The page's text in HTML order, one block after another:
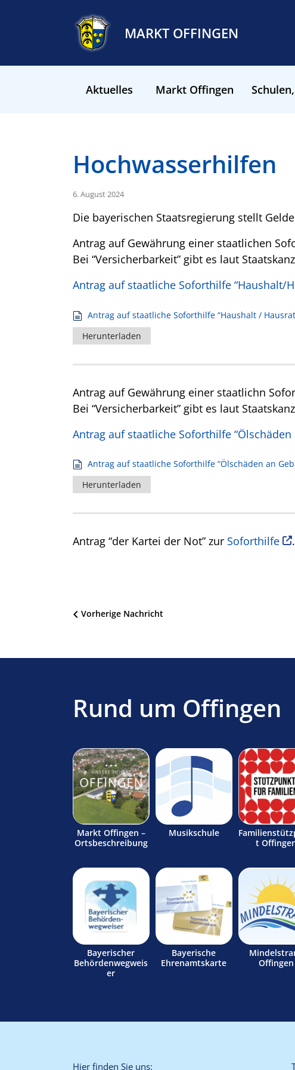
MARKT OFFINGEN
Aktuelles Markt Offingen
Hochwasserhilfen
6. August 2024
Die bayerischen Staatsregierung stellt
Antrag auf Gewährung einer staatlichen
Bei “Versicherbarkeit” gibt es laut
Antrag auf staatliche Soforthilfe “Haushalt/
Antrag auf staatliche Soforthilfe “Haushalt /
Herunterladen
Antrag auf Gewährung einer staatlichn
Bei “Versicherbarkeit” gibt es laut
Antrag auf staatliche Soforthilfe “Ölschäden
Antrag auf staatliche Soforthilfe “Ölschäden an
Herunterladen
Antrag “der Kartei der Not” zur Soforthilfe .
Beitragsnavigation
Vorherige Nachricht
Rund um Offingen
Markt Offingen –
Ortsbeschreibung
Musikschule
t
Bayerischer
Behördenwegweis
er
Bayerische
Ehrenamtskarte
Offingen
Hier finden Sie uns: